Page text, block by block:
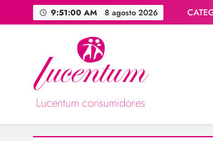
al
9:51:01 AM 8 agosto 2026
Lucentum consumidores
Asociación de consumidores /